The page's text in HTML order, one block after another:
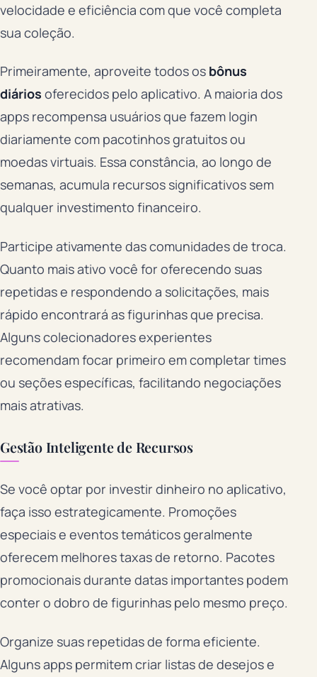
velocidade e eficiência com que você completa
sua coleção.
Primeiramente, aproveite todos os bônus
diários oferecidos pelo aplicativo. A maioria dos
apps recompensa usuários que fazem login
diariamente com pacotinhos gratuitos ou
moedas virtuais. Essa constância, ao longo de
semanas, acumula recursos significativos sem
qualquer investimento financeiro.
Participe ativamente das comunidades de troca.
Quanto mais ativo você for oferecendo suas
repetidas e respondendo a solicitações, mais
rápido encontrará as figurinhas que precisa.
Alguns colecionadores experientes
recomendam focar primeiro em completar times
ou seções específicas, facilitando negociações
mais atrativas.
Gestão Inteligente de Recursos
Se você optar por investir dinheiro no aplicativo,
faça isso estrategicamente. Promoções
especiais e eventos temáticos geralmente
oferecem melhores taxas de retorno. Pacotes
promocionais durante datas importantes podem
conter o dobro de figurinhas pelo mesmo preço.
Organize suas repetidas de forma eficiente.
Alguns apps permitem criar listas de desejos e